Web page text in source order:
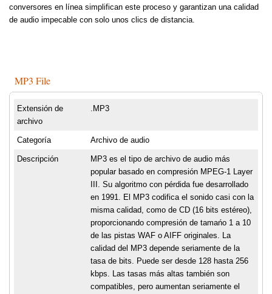
conversores en línea simplifican este proceso y garantizan una calidad
de audio impecable con solo unos clics de distancia.
MP3 File
Extensión de
archivo
.MP3
Categoría Archivo de audio
Descripción
MP3 es el tipo de archivo de audio más
popular basado en compresión MPEG-1 Layer
III. Su algoritmo con pérdida fue desarrollado
en 1991. El MP3 codifica el sonido casi con la
misma calidad, como de CD (16 bits estéreo),
proporcionando compresión de tamańo 1 a 10
de las pistas WAF o AIFF originales. La
calidad del MP3 depende seriamente de la
tasa de bits. Puede ser desde 128 hasta 256
kbps. Las tasas más altas también son
compatibles, pero aumentan seriamente el